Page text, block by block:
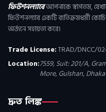
ফিউশনল্যাবেআপনাকে স্বাগতম,
ফিউশনল্যাব একটি ব্যতিক্রমধর্মী
অর্জনে সহায়তা করে।
Trade License:TRAD/DNCC/
Location:7559, Suit: 201/A,
More, Gulshan,
দ্রুত লিঙ্ক